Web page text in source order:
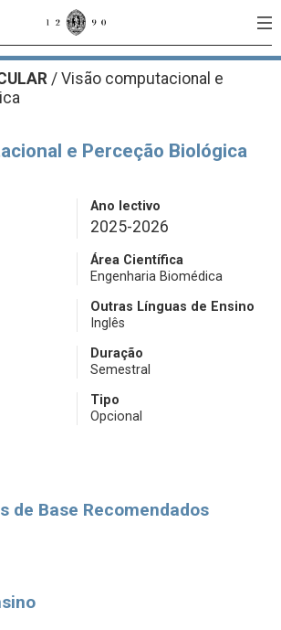
/ Visão computacional e
e Perceção Biológica
Ano lectivo
2025-2026
Área Científica
Engenharia Biomédica
Outras Línguas de Ensino
Inglês
Duração
Semestral
Tipo
Opcional
de Base Recomendados